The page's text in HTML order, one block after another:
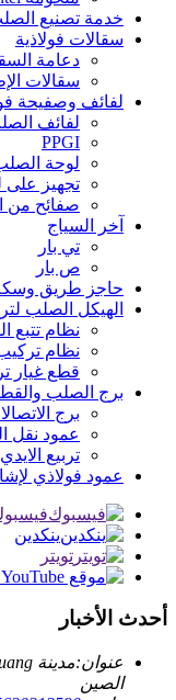
خدمة تصنيع
سقالات فولاذية
دعامة
سقالات
لفائف وصفيحة
لفائف
PPGI
لوحة
تجهيز على
صفائح من
آخر السياج
تي بار
ص بار
حاجز طريق
الهيكل الصلب
نظام تتبع
نظام
قطع غيار
برج الصلب
برج
عمود نقل
تربيع الايدي
عمود فولاذي
ينكدين
تويتر
أحدث الأخبار
عنوان:
الصين